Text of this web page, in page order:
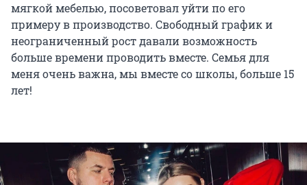
мягкой мебелью, посоветовал уйти по его
примеру в производство. Свободный график и
неограниченный рост давали возможность
больше времени проводить вместе. Семья для
меня очень важна, мы вместе со школы, больше 15
лет!